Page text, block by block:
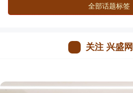
全部话题标签
关注 兴盛网